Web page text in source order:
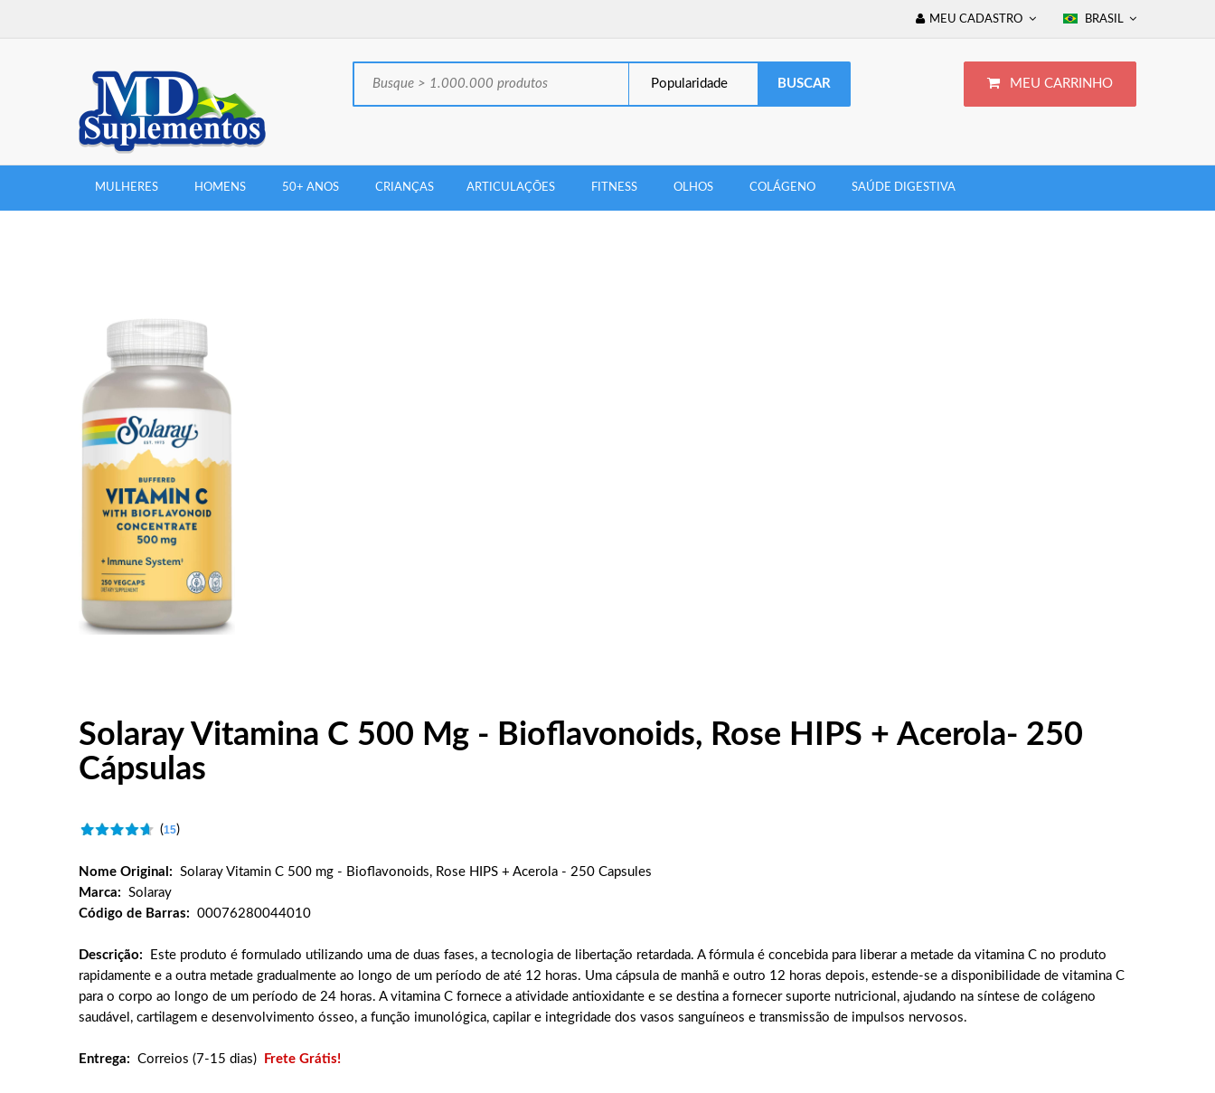
BRASIL
MEU CADASTRO
MEU CARRINHO
Popularidade
MULHERES HOMENS 50+ ANOS CRIANÇAS ARTICULAÇÕES FITNESS OLHOS COLÁGENO SAÚDE DIGESTIVA
Solaray Vitamina C 500 Mg - Bioflavonoids, Rose HIPS + Acerola- 250
Cápsulas
(15)
Nome Original: Solaray Vitamin C 500 mg - Bioflavonoids, Rose HIPS + Acerola - 250 Capsules
Marca: Solaray
Código de Barras: 00076280044010
Descrição:
Este produto é formulado utilizando uma de duas fases, a tecnologia de libertação retardada. A fórmula é concebida para liberar a metade da vitamina C no produto
rapidamente e a outra metade gradualmente ao longo de um período de até 12 horas. Uma cápsula de manhã e outro 12 horas depois, estende-se a disponibilidade de vitamina C
para o corpo ao longo de um período de 24 horas. A vitamina C fornece a atividade antioxidante e se destina a fornecer suporte nutricional, ajudando na síntese de colágeno
saudável, cartilagem e desenvolvimento ósseo, a função imunológica, capilar e integridade dos vasos sanguíneos e transmissão de impulsos nervosos.
Entrega: Correios (7-15 dias) Frete Grátis!